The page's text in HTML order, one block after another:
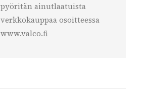
pyöritän ainutlaatuista
verkkokauppaa osoitteessa
www.valco.fi